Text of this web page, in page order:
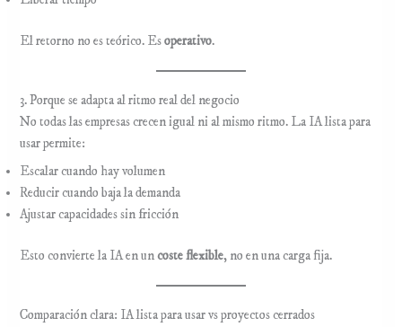
El retorno no es teórico. Esoperativo.
3. Porque se adapta al ritmo real del negocio
No todas las empresas crecen igual ni al mismo ritmo. La IA lista para
usar permite:
Escalar cuando hay volumen
Reducir cuando baja la demanda
Ajustar capacidades sin fricción
Esto convierte la IA en uncoste flexible, no en una carga fija.
Comparación clara: IA lista para usar vs proyectos cerrados